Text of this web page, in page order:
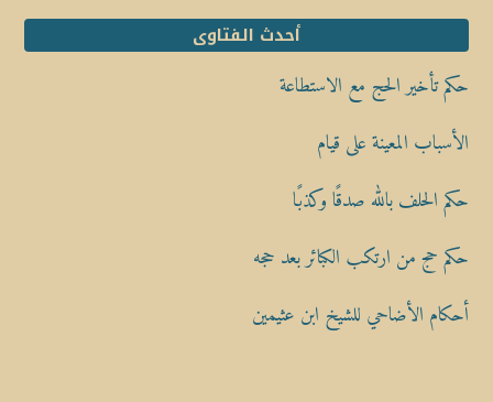
أحدث الفتاوى
حكم تأخير الحج مع الاستطاعة
الأسباب المعينة على قيام
حكم الحلف بالله صدقًا وكذبًا
حكم حج من ارتكب الكبائر بعد حجه
أحكام الأضاحي للشيخ ابن عثيمين